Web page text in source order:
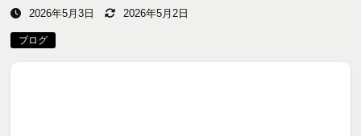
2026年5月3日 2026年5月2日
ブログ